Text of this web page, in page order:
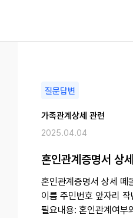
질문답변
가족관계상세 관련
2025.04.04
혼인관계증명서 상세
혼인관계증명서 상세 떼
이름 주민번호 앞자리
필요내용: 혼인관계여부